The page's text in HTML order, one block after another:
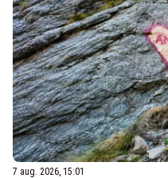
7 aug. 2026, 15:01